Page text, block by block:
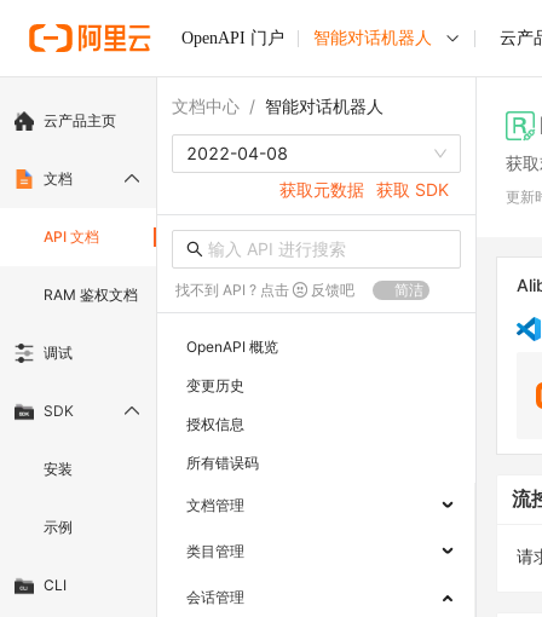
OpenAPI 门户 智能对话机器人 云产
云产品主页
文档
API 文档
RAM 鉴权文档
调试
SDK
安装
示例
CLI
文档中心 / 智能对话机器人
2022-04-08
获取元数据 获取 SDK
找不到 API ? 点击 反馈吧 简洁
OpenAPI 概览
变更历史
授权信息
所有错误码
文档管理
类目管理
会话管理
获
更新
流
请